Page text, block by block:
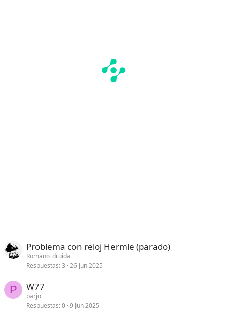
Problema con reloj Hermle (parado)
Romano_druida
Respuestas 3 26 Jun 2025
P W77
parjo
Respuestas 0 9 Jun 2025